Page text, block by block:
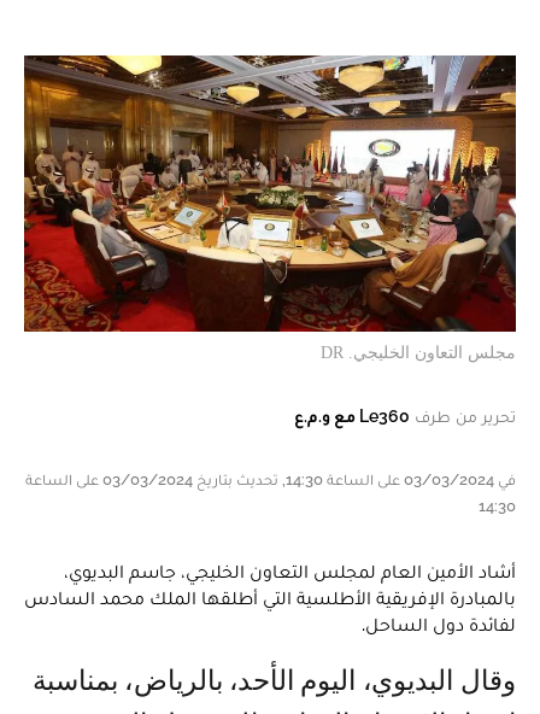
مجلس التعاون الخليجي. DR
تحرير من طرف Le360 مع و.م.ع
في 03/03/2024 على الساعة 14:30, تحديث بتاريخ 03/03/2024 على الساعة
14:30
أشاد الأمين العام لمجلس التعاون الخليجي، جاسم البديوي،
بالمبادرة الإفريقية الأطلسية التي أطلقها الملك محمد السادس
لفائدة دول الساحل.
وقال البديوي، اليوم الأحد، بالرياض، بمناسبة